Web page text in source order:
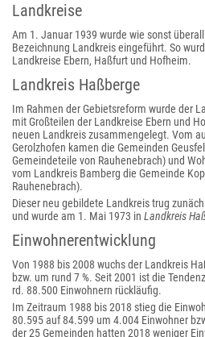
Landkreise
Am 1. Januar 1939 wurde wie sonst
Bezeichnung Landkreis eingeführt. So
Landkreise Ebern, Haßfurt und Hofheim.
Landkreis Haßberge
Im Rahmen der Gebietsreform wurde der
mit Großteilen der Landkreise Ebern und
neuen Landkreis zusammengelegt. Vom
Gerolzhofen kamen die Gemeinden
Gemeindeteile von Rauhenebrach) und
vom Landkreis Bamberg die Gemeinde
Rauhenebrach).
Dieser neu gebildete Landkreis trug
und wurde am 1. Mai 1973 in Landkreis
Einwohnerentwicklung
Von 1988 bis 2008 wuchs der Landkreis
bzw. um rund 7 %. Seit 2001 ist die
rd. 88.500 Einwohnern rückläufig.
Im Zeitraum 1988 bis 2018 stieg die
80.595 auf 84.599 um 4.004 Einwohner
der 25 Gemeinden hatten 2018 weniger